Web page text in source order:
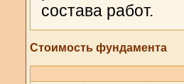
состава работ.
Стоимость фундамента